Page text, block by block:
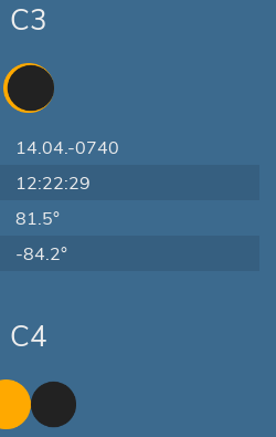
C3
14.04.-0740
12:22:29
81.5°
-84.2°
C4